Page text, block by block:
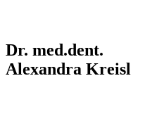
Dr. med.dent.
Alexandra Kreisl